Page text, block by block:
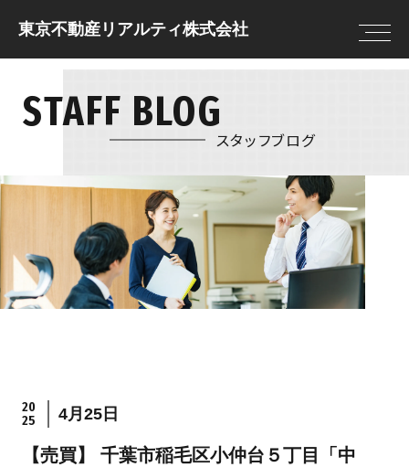
東京不動産リアルティ株式会社
トップページ
現地販売会
NEWS
住まいを借りる
借りる前に決めてお
借りる流れ
住まいを借りるの
住まいを借りる
住まいを売る
リフォーム
STAFF BLOG
スタッフブログ
20
25
4月25日
【売買】 千葉市稲毛区小仲台５丁目「中